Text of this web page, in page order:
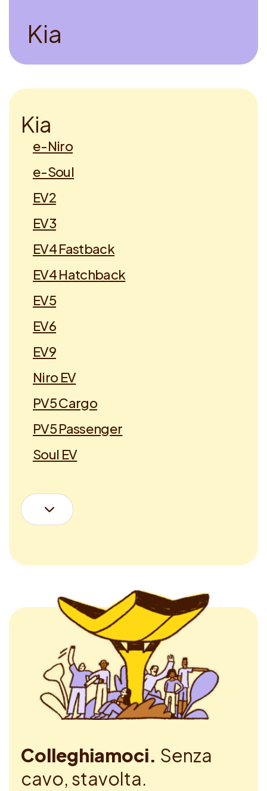
Kia
Kia
e-Niro
e-Soul
EV2
EV3
EV4 Fastback
EV4 Hatchback
EV5
EV6
EV9
Niro EV
PV5 Cargo
PV5 Passenger
Soul EV
Colleghiamoci. Senza
cavo, stavolta.